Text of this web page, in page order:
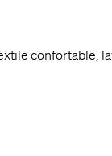
confortable,